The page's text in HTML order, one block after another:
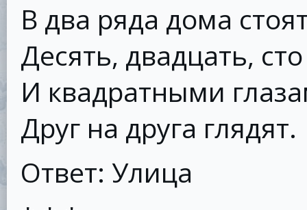
В два ряда дома
Десять, двадцать,
И квадратными
Друг на друга глядят.
Ответ: Улица